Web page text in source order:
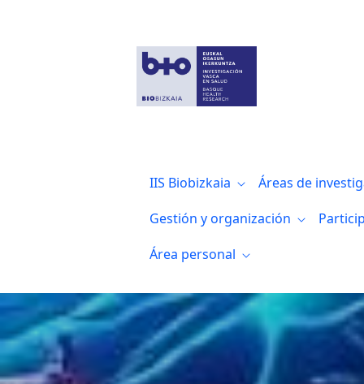
IIS Biobizkaia Áreas de
Gestión y organización
Área personal